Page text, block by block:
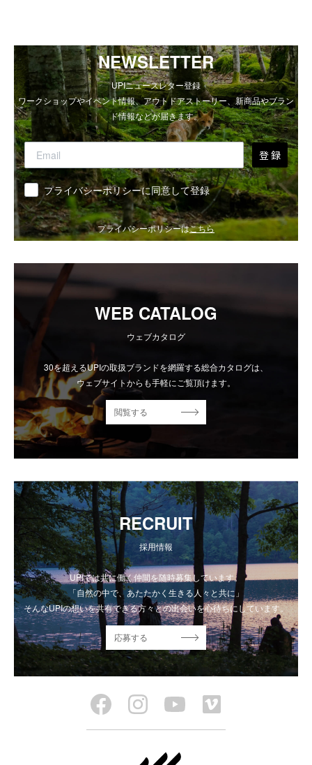
NEWSLETTER
UPIニュースレター登録
ワークショップやイベント情報、アウトドアストーリー、新商品やブラン
ド情報などが届きます。
登 録
同意 プライバシーポリシーに同意して登録
プライバシーポリシーはこちら
WEB CATALOG
ウェブカタログ
30を超えるUPIの取扱ブランドを網羅する総合カタログは、
ウェブサイトからも手軽にご覧頂けます。
閲覧する
RECRUIT
採用情報
UPIでは共に働く仲間を随時募集しています。
「自然の中で、あたたかく生きる人々と共に」
そんなUPIの想いを共有できる方々との出会いを心待ちにしています。
応募する